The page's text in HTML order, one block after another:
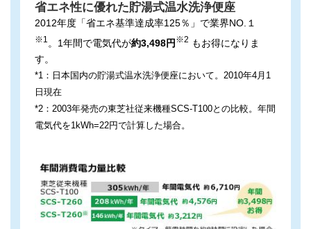
省エネ性に優れた貯湯式温水洗浄便座
2012年度「省エネ基準達成率125％」で業界NO.１
※1 。1年間で電気代が約3,498円 ※2 もお得になりま
す。
*1：日本国内の貯湯式温水洗浄便座において。2010年4月1
日現在
*2：2003年発売の東芝社従来機種SCS-T100との比較。年間
電気代を1kWh=22円で計算した場合。